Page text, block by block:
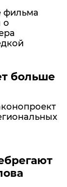
фильма
о
больше